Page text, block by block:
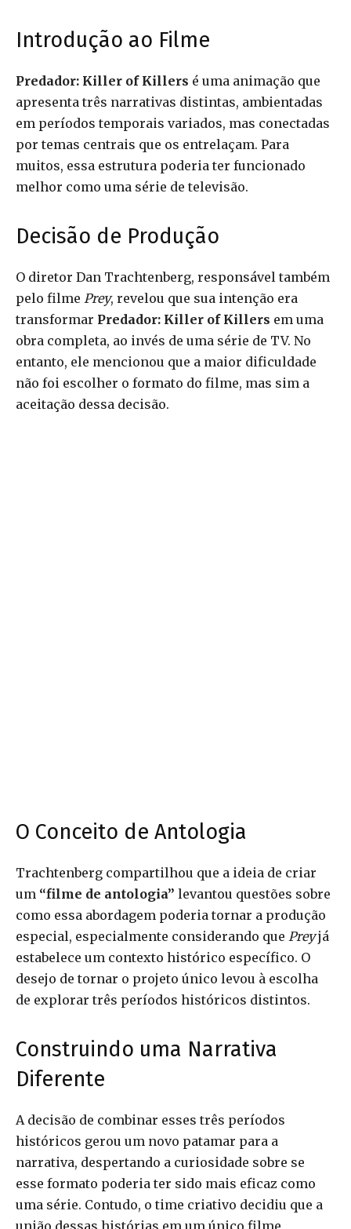
Introdução ao Filme
Predador: Killer of Killers é uma animação que
apresenta três narrativas distintas, ambientadas
em períodos temporais variados, mas conectadas
por temas centrais que os entrelaçam. Para
muitos, essa estrutura poderia ter funcionado
melhor como uma série de televisão.
Decisão de Produção
O diretor Dan Trachtenberg, responsável também
pelo filme Prey, revelou que sua intenção era
transformar Predador: Killer of Killers em uma
obra completa, ao invés de uma série de TV. No
entanto, ele mencionou que a maior dificuldade
não foi escolher o formato do filme, mas sim a
aceitação dessa decisão.
O Conceito de Antologia
Trachtenberg compartilhou que a ideia de criar
um “filme de antologia” levantou questões sobre
como essa abordagem poderia tornar a produção
especial, especialmente considerando que Preyjá
estabelece um contexto histórico específico. O
desejo de tornar o projeto único levou à escolha
de explorar três períodos históricos distintos.
Construindo uma Narrativa
Diferente
A decisão de combinar esses três períodos
históricos gerou um novo patamar para a
narrativa, despertando a curiosidade sobre se
esse formato poderia ter sido mais eficaz como
uma série. Contudo, o time criativo decidiu que a